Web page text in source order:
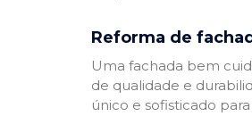
Reforma de
Uma fachada bem
de qualidade e
único e sofisticado